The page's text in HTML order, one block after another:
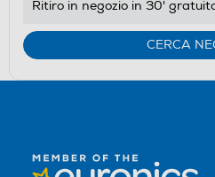
Ritiro in negozio in 30'
CERCA